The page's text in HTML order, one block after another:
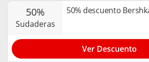
50%
sudaderas
50% descuento
Ver Descuento